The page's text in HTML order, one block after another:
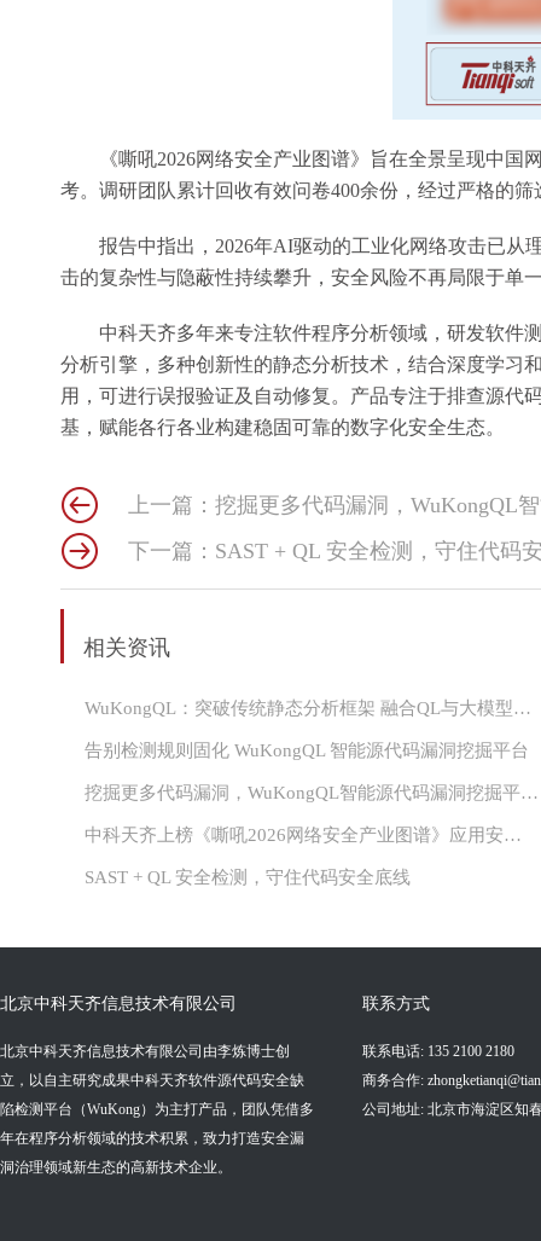
《嘶吼2026网络安全产业图谱》旨在全景呈现中
考。调研团队累计回收有效问卷400余份，经过严格的
报告中指出，2026年AI驱动的工业化网络攻击已从
击的复杂性与隐蔽性持续攀升，安全风险不再局限于单
中科天齐多年来专注软件程序分析领域，研发软件
分析引擎，多种创新性的静态分析技术，结合深度学习
用，可进行误报验证及自动修复。产品专注于排查源代
基，赋能各行各业构建稳固可靠的数字化安全生态。
上一篇：挖掘更多代码漏洞，WuKongQL
下一篇：SAST + QL 安全检测，守住代码
相关资讯
WuKongQL：突破传统静态分析框架 融合QL与大模型的漏洞挖掘平台
告别检测规则固化 WuKongQL 智能源代码漏洞挖掘平台
挖掘更多代码漏洞，WuKongQL智能源代码漏洞挖掘平台有哪些特点?
中科天齐上榜《嘶吼2026网络安全产业图谱》应用安全测试领域
SAST + QL 安全检测，守住代码安全底线
北京中科天齐信息技术有限公司
北京中科天齐信息技术有限公司由李炼博士创
立，以自主研究成果中科天齐软件源代码安全缺
陷检测平台（WuKong）为主打产品，团队凭借多
年在程序分析领域的技术积累，致力打造安全漏
洞治理领域新生态的高新技术企业。
联系方式
联系电话: 135 2100 2180
商务合作:
公司地址: 北京市海淀区知